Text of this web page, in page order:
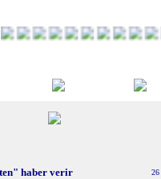
haber verir 26